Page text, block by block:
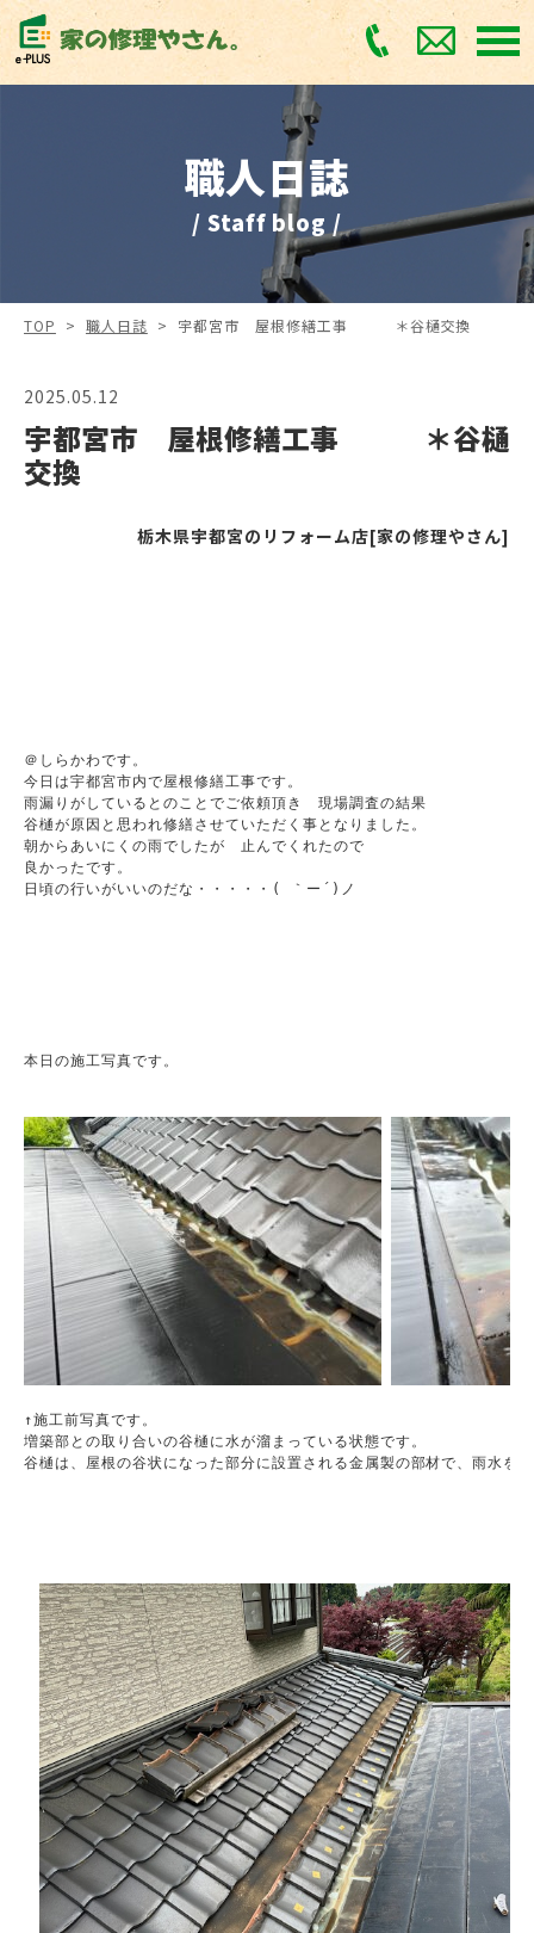
職人日誌
/ Staff blog /
TOP > 職人日誌 > 宇都宮市 屋根修繕工事 ＊谷樋交換
2025.05.12
宇都宮市 屋根修繕工事 ＊谷樋
交換
栃木県宇都宮のリフォーム店[家の修理やさん]
＠しらかわです。
今日は宇都宮市内で屋根修繕工事です。
雨漏りがしているとのことでご依頼頂き　現場調査の結果
谷樋が原因と思われ修繕させていただく事となりました。
朝からあいにくの雨でしたが　止んでくれたので
良かったです。
日頃の行いがいいのだな・・・・・( ｀ー´)ノ
本日の施工写真です。
↑施工前写真です。
増築部との取り合いの谷樋に水が溜まっている状態です。
谷樋は、屋根の谷状になった部分に設置される金属製の部材で、雨水を